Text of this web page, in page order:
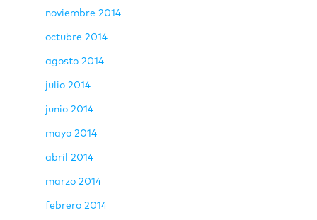
noviembre 2014
octubre 2014
agosto 2014
julio 2014
junio 2014
mayo 2014
abril 2014
marzo 2014
febrero 2014